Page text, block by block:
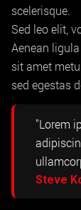
scelerisque.
Sed leo elit,
Aenean
sit amet
sed egestas
"Lorem
Steve